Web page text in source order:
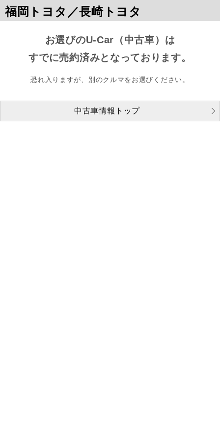
福岡トヨタ／長崎トヨタ
お選びのU-Car（中古車）は
すでに売約済みとなっております。
恐れ入りますが、別のクルマをお選びください。
中古車情報トップ